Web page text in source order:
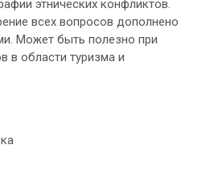
этнических конфликтов.
всех вопросов дополнено
Может быть полезно при
в области туризма и